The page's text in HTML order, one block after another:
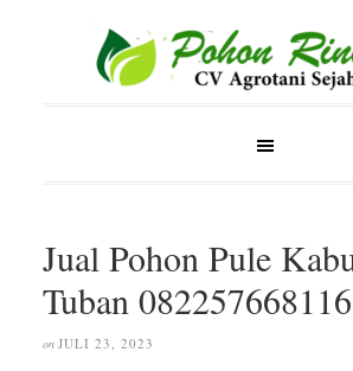
Jual Pohon Pule
Tuban 082257668116
on JULI 23, 2023